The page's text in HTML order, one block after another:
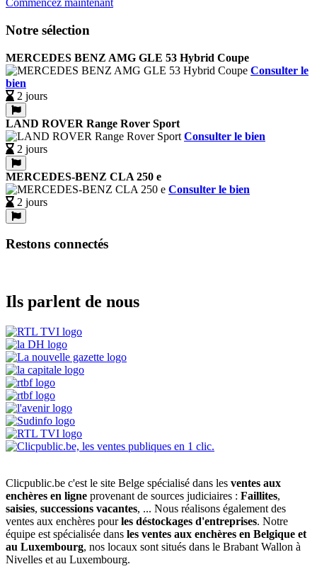
Commencez maintenant
Notre sélection
MERCEDES BENZ AMG GLE 53 Hybrid Coupe
Consulter le
bien
2 jours
LAND ROVER Range Rover Sport
Consulter le bien
2 jours
MERCEDES-BENZ CLA 250 e
Consulter le bien
2 jours
Restons connectés
Ils parlent de nous
Clicpublic.be c'est le site Belge spécialisé dans les ventes aux
enchères en ligne provenant de sources judiciaires : Faillites,
saisies, successions vacantes, ... Nous réalisons également des
ventes aux enchères pourles déstockages d'entreprises. Notre
équipe est spécialisée dans les ventes aux enchères en Belgique et
au Luxembourg, nos locaux sont situés dans le Brabant Wallon à
Nivelles et au Luxembourg.